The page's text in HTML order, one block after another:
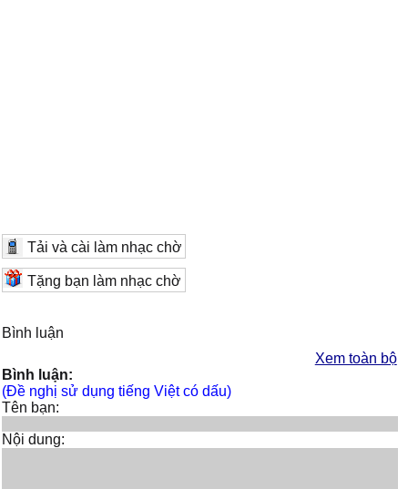
Tải và cài làm nhạc chờ
Tặng bạn làm nhạc chờ
Bình luận
Xem toàn bộ
Bình luận:
(Đề nghị sử dụng tiếng Việt có dấu)
Tên bạn:
Nội dung: